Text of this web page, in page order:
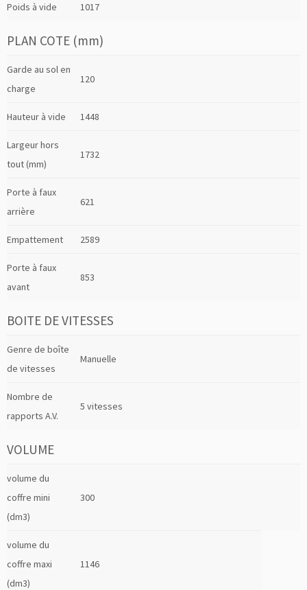
Poids à vide 1017
PLAN COTE (mm)
Garde au sol en
charge
120
Hauteur à vide 1448
Largeur hors
tout (mm)
1732
Porte à faux
arrière
621
Empattement 2589
Porte à faux
avant
853
BOITE DE VITESSES
Genre de boîte
de vitesses
Manuelle
Nombre de
rapports A.V.
5 vitesses
VOLUME
volume du
coffre mini
(dm3)
300
volume du
coffre maxi
(dm3)
1146